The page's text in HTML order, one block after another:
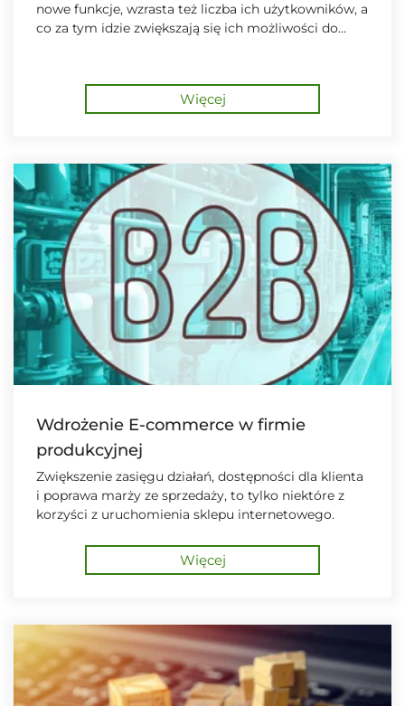
nowe funkcje, wzrasta też liczba ich użytkowników, a
co za tym idzie zwiększają się ich możliwości do
Więcej
Wdrożenie E-commerce w firmie
produkcyjnej
Zwiększenie zasięgu działań, dostępności dla klienta
i poprawa marży ze sprzedaży, to tylko niektóre z
korzyści z uruchomienia sklepu internetowego.
Więcej